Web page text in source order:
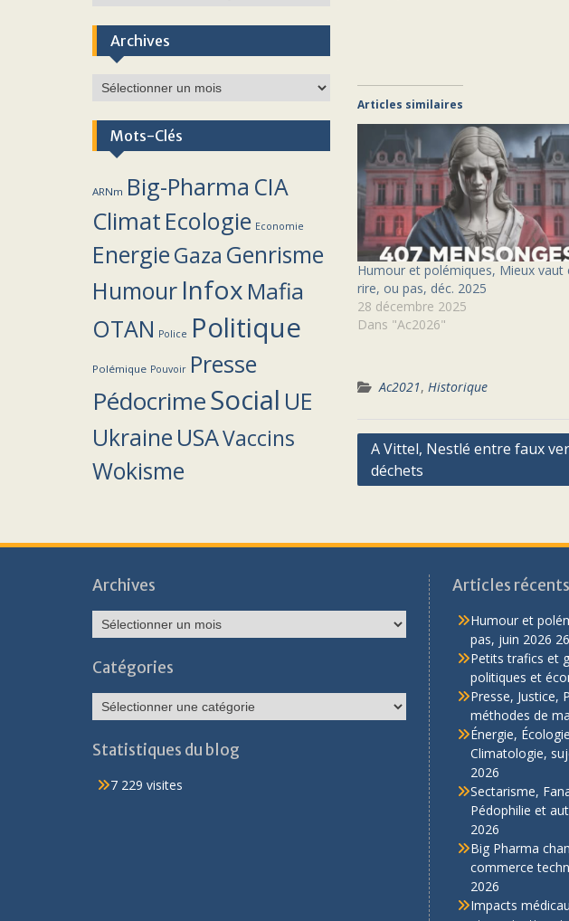
Articles similaires
Humour et polémiques, Mieux vaut
rire, ou pas, déc. 2025
28 décembre 2025
Dans "Ac2026"
Ac2021, Historique
Navigation
de
A Vittel, Nestlé entre faux
déchets
Archives
Archives
Mots-Clés
ARNm Big-Pharma CIA
Climat Ecologie Economie
EnergieGaza Genrisme
Humour Infox Mafia
OTAN Police Politique
Polémique Pouvoir Presse
PédocrimeSocial UE
Ukraine USAVaccins
Wokisme
Archives
Archives
Catégories
Catégories
Statistiques du blog
7 229 visites
Articles récents
Humour et
pas, juin 2026
Petits trafics et
politiques et
Presse, Justice,
méthodes de
Énergie,
Climatologie,
2026
Sectarisme,
Pédophilie et
2026
Big Pharma
commerce
2026
Impacts